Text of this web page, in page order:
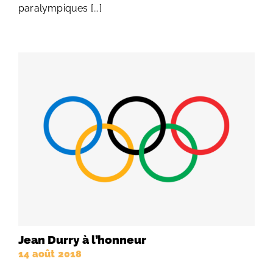
paralympiques [...]
Jean Durry à l’honneur
14 août 2018